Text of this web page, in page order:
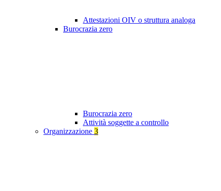
Attestazioni OIV o struttura analoga
Burocrazia zero
Burocrazia zero
Attività soggette a controllo
Organizzazione 3